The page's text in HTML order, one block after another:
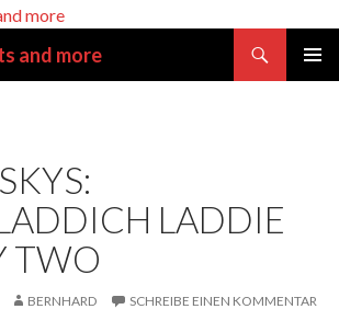
and more
LADDIE
TWO
BERNHARD SCHREIBE EINEN KOMMENTAR